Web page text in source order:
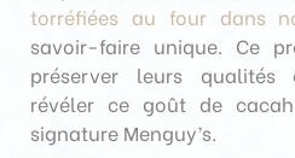
torréfiées au four dans
savoir-faire unique. Ce
préserver leurs qualités
révéler ce goût de
signature Menguy’s.